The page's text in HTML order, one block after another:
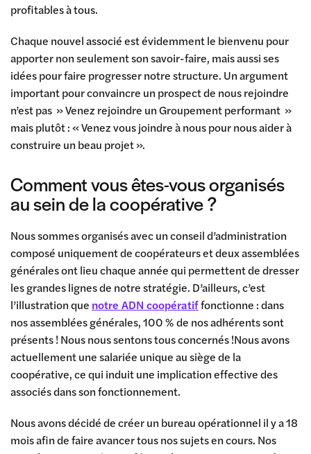
profitables à tous.
Chaque nouvel associé est évidemment le bienvenu pour
apporter non seulement son savoir-faire, mais aussi ses
idées pour faire progresser notre structure. Un argument
important pour convaincre un prospect de nous rejoindre
n’est pas » Venez rejoindre un Groupement performant »
mais plutôt : « Venez vous joindre à nous pour nous aider à
construire un beau projet ».
Comment vous êtes-vous organisés
au sein de la coopérative ?
Nous sommes organisés avec un conseil d’administration
composé uniquement de coopérateurs et deux assemblées
générales ont lieu chaque année qui permettent de dresser
les grandes lignes de notre stratégie. D’ailleurs, c’est
l’illustration que notre ADN coopératiffonctionne : dans
nos assemblées générales, 100 % de nos adhérents sont
présents ! Nous nous sentons tous concernés !Nous avons
actuellement une salariée unique au siège de la
coopérative, ce qui induit une implication effective des
associés dans son fonctionnement.
Nous avons décidé de créer un bureau opérationnel il y a 18
mois afin de faire avancer tous nos sujets en cours. Nos